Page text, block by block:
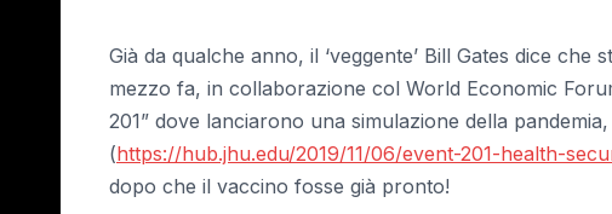
Già da qualche anno, il ‘veggente’ Bill Gates dice
mezzo fa, in collaborazione col World Economic
201” dove lanciarono una simulazione della
(https://hub.jhu.edu/2019/11/06/event-201-health-
dopo che il vaccino fosse già pronto!